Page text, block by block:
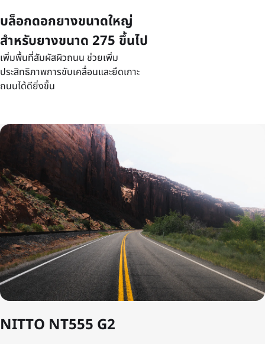
บล็อกดอกยางขนาดใหญ่
สำหรับยางขนาด 275 ขึ้นไป
เพิ่มพื้นที่สัมผัสผิวถนน ช่วยเพิ่ม
ประสิทธิภาพการขับเคลื่อนและยึดเกาะ
ถนนได้ดียิ่งขึ้น
NITTO NT555 G2